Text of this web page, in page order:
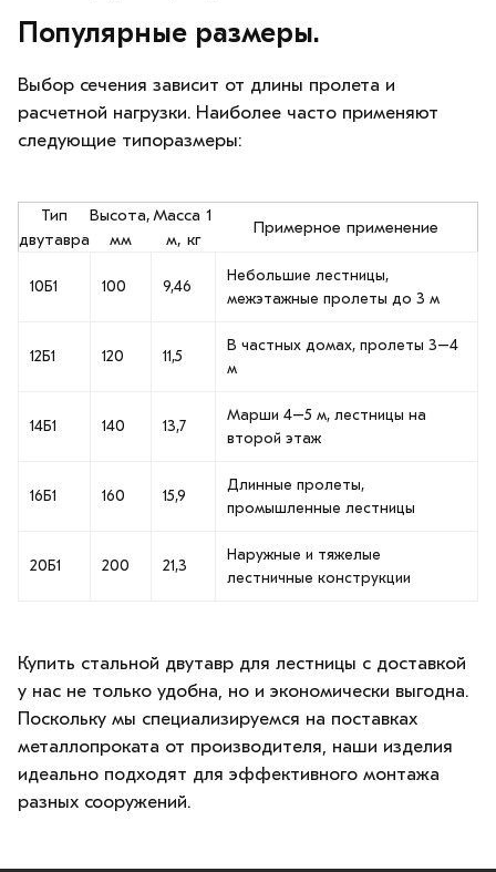
Популярные размеры.
Выбор сечения зависит от длины пролета и
расчетной нагрузки. Наиболее часто применяют
следующие типоразмеры:
Тип
двутавра
Высота,
мм
Масса 1
м, кг
Примерное применение
10Б1 100 9,46
Небольшие лестницы,
межэтажные пролеты до 3 м
12Б1 120 11,5
В частных домах, пролеты 3–4
м
14Б1 140 13,7
Марши 4–5 м, лестницы на
второй этаж
16Б1 160 15,9
Длинные пролеты,
промышленные лестницы
20Б1 200 21,3
Наружные и тяжелые
лестничные конструкции
Купить стальной двутавр для лестницы с доставкой
у нас не только удобна, но и экономически выгодна.
Поскольку мы специализируемся на поставках
металлопроката от производителя, наши изделия
идеально подходят для эффективного монтажа
разных сооружений.